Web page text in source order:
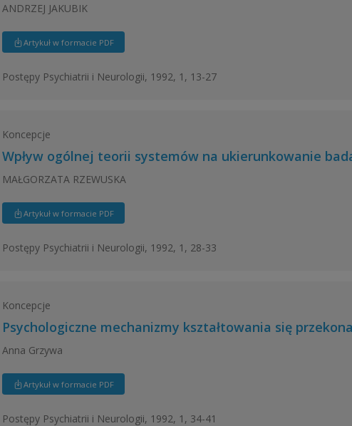
ANDRZEJ JAKUBIK
Artykuł w formacie PDF
Postępy Psychiatrii i Neurologii, 1992, 1, 13-27
Koncepcje
Wpływ ogólnej teorii systemów na ukierunkowanie
MAŁGORZATA RZEWUSKA
Artykuł w formacie PDF
Postępy Psychiatrii i Neurologii, 1992, 1, 28-33
Koncepcje
Psychologiczne mechanizmy kształtowania się
Anna Grzywa
Artykuł w formacie PDF
Postępy Psychiatrii i Neurologii, 1992, 1, 34-41